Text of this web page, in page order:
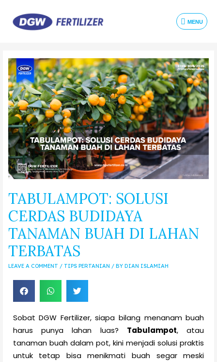
MENU
TABULAMPOT: SOLUSI
CERDAS BUDIDAYA
TANAMAN BUAH DI LAHAN
TERBATAS
LEAVE A COMMENT / TIPS PERTANIAN / BY DIAN ISLAMIAH
Sobat DGW Fertilizer, siapa bilang menanam buah
harus punya lahan luas? Tabulampot, atau
tanaman buah dalam pot, kini menjadi solusi praktis
untuk tetap bisa menikmati buah segar meski